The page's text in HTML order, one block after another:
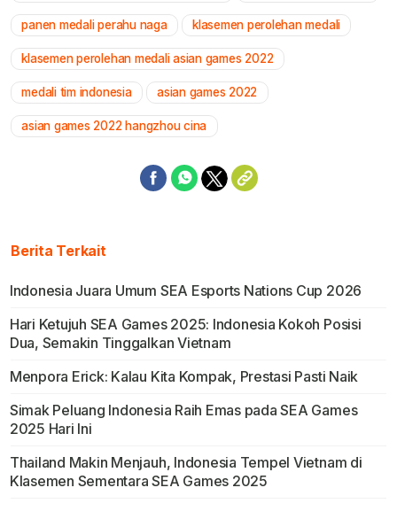
panen medali perahu naga klasemen perolehan medali
klasemen perolehan medali asian games 2022
medali tim indonesia asian games 2022
asian games 2022 hangzhou cina
Berita Terkait
Indonesia Juara Umum SEA Esports Nations Cup 2026
Hari Ketujuh SEA Games 2025: Indonesia Kokoh Posisi
Dua, Semakin Tinggalkan Vietnam
Menpora Erick: Kalau Kita Kompak, Prestasi Pasti Naik
Simak Peluang Indonesia Raih Emas pada SEA Games
2025 Hari Ini
Thailand Makin Menjauh, Indonesia Tempel Vietnam di
Klasemen Sementara SEA Games 2025